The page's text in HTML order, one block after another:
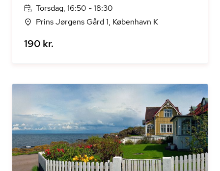
Torsdag, 16:50 - 18:30
Prins Jørgens Gård 1, København K
190 kr.